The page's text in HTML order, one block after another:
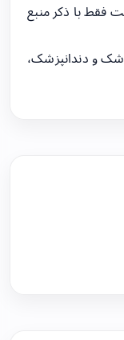
فقط با ذکر منبع
و دندانپزشک،